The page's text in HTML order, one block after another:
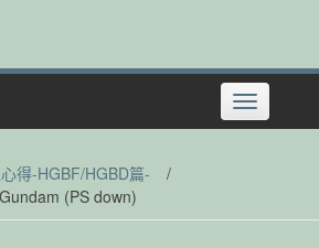
Toggle
navigation
得-HGBF/HGBD篇-
/
(PS down)